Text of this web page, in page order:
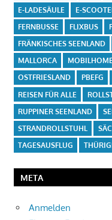
E-LADESÄULE
E-
FERNBUSSE
FLIXBUS
FRÄNKISCHES SEENLAND
MALLORCA
OSTFRIESLAND
PBEFG
REISEN FÜR ALLE
RUPPINER SEENLAND
STRANDROLLSTUHL
TAGESAUSFLUG
META
Anmelden